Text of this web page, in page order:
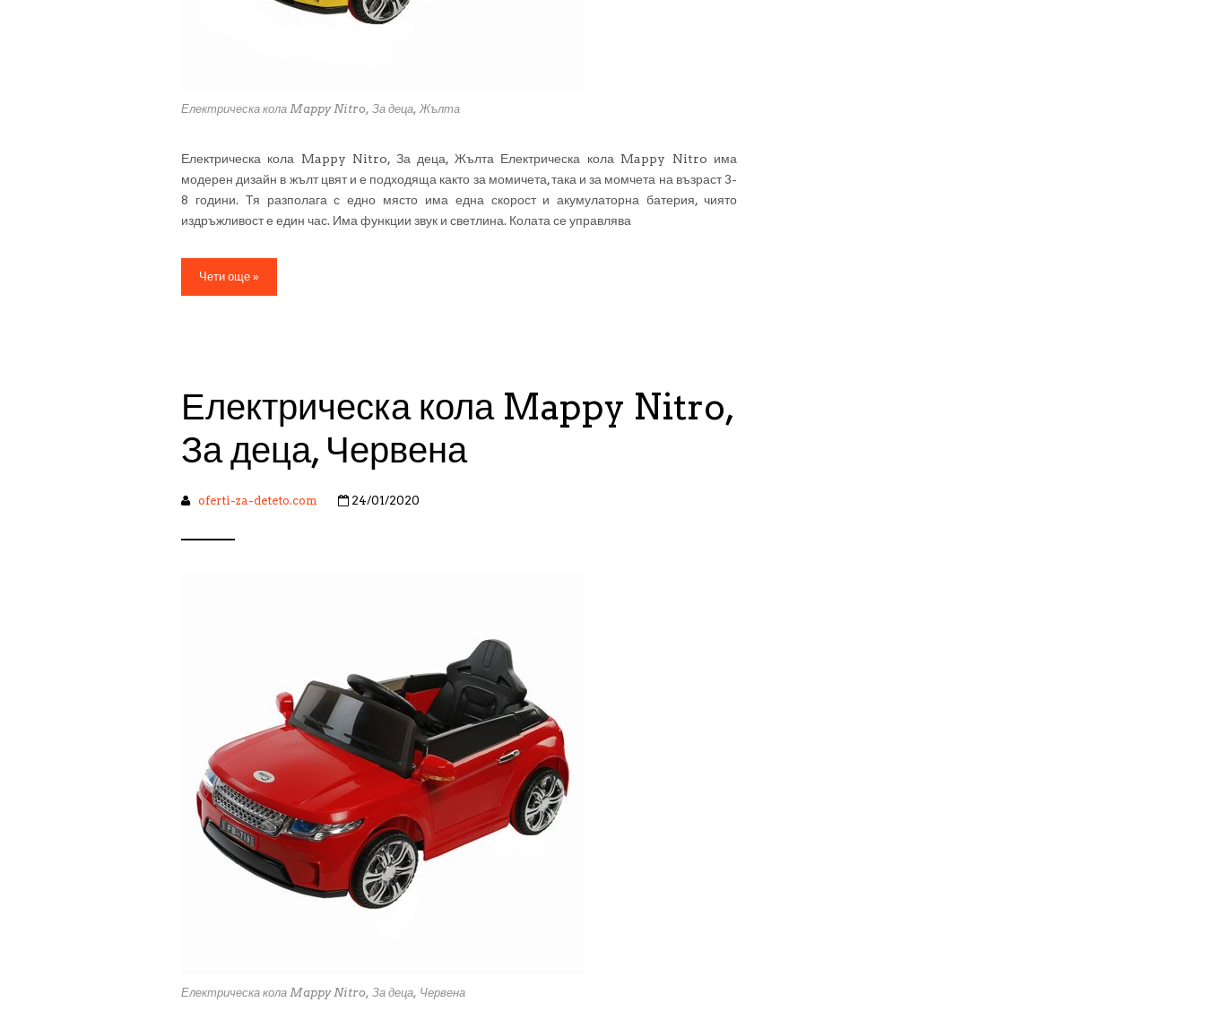
Електрическа кола Mappy Nitro, За деца, Жълта
Електрическа кола Mappy Nitro, За деца, Жълта Електрическа кола Mappy Nitro има
модерен дизайн в жълт цвят и е подходяща както за момичета, така и за момчета на възраст 3-
8 години. Тя разполага с едно място има една скорост и акумулаторна батерия, чиято
издръжливост е един час. Има функции звук и светлина. Колата се управлява
Чети още »
Електрическа кола Mappy Nitro,
За деца, Червена
oferti-za-deteto.com 24/01/2020
Електрическа кола Mappy Nitro, За деца, Червена